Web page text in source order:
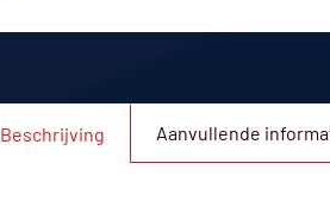
Beschrijving Aanvullende